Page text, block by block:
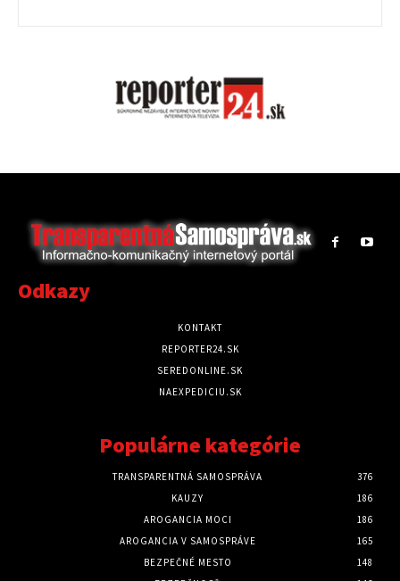
Odkazy
KONTAKT
REPORTER24.SK
SEREDONLINE.SK
NAEXPEDICIU.SK
Populárne kategórie
TRANSPARENTNÁ SAMOSPRÁVA
376
KAUZY
186
AROGANCIA MOCI
186
AROGANCIA V SAMOSPRÁVE
165
BEZPEČNÉ MESTO
148